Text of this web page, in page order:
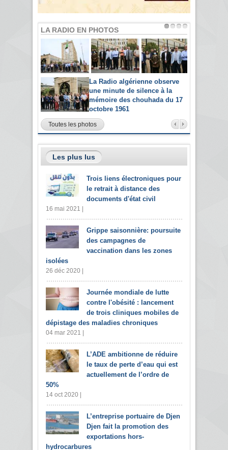
LA RADIO EN PHOTOS
La Radio algérienne observe
une minute de silence à la
mémoire des chouhada du 17
octobre 1961
Toutes les photos
Les plus lus
Trois liens électroniques pour
le retrait à distance des
documents d'état civil
16 mai 2021 |
Grippe saisonnière: poursuite
des campagnes de
vaccination dans les zones
isolées
26 déc 2020 |
Journée mondiale de lutte
contre l'obésité : lancement
de trois cliniques mobiles de
dépistage des maladies chroniques
04 mar 2021 |
L’ADE ambitionne de réduire
le taux de perte d’eau qui est
actuellement de l’ordre de
50%
14 oct 2020 |
L’entreprise portuaire de Djen
Djen fait la promotion des
exportations hors-
hydrocarbures